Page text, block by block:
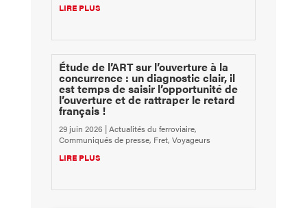
LIRE PLUS
Étude de l’ART sur l’ouverture à la
concurrence : un diagnostic clair, il
est temps de saisir l’opportunité de
l’ouverture et de rattraper le retard
français !
29 juin 2026 |Actualités du ferroviaire,
Communiqués de presse, Fret, Voyageurs
LIRE PLUS